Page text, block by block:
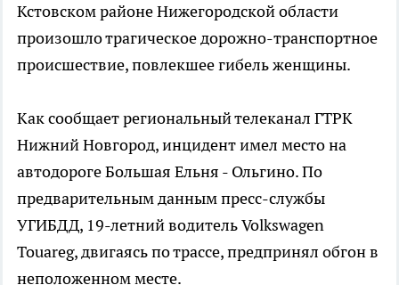
Кстовском районе Нижегородской области
произошло трагическое дорожно-транспортное
происшествие, повлекшее гибель женщины.
Как сообщает региональный телеканал ГТРК
Нижний Новгород, инцидент имел место на
автодороге Большая Ельня - Ольгино. По
предварительным данным пресс-службы
УГИБДД, 19-летний водитель Volkswagen
Touareg, двигаясь по трассе, предпринял обгон в
неположенном месте.